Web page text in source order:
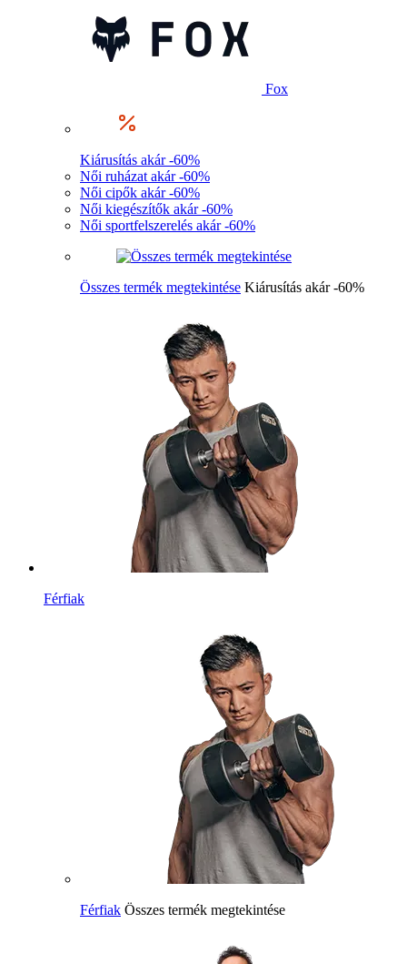
Fox
Kiárusítás akár -60%
Női ruházat akár -60%
Női cipők akár -60%
Női kiegészítők akár -60%
Női sportfelszerelés akár -60%
Összes termék megtekintése Kiárusítás akár -60%
Férfiak
Férfiak Összes termék megtekintése